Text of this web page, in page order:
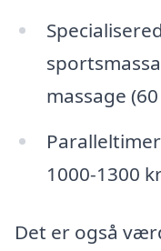
massage
1000-1300
Det er også